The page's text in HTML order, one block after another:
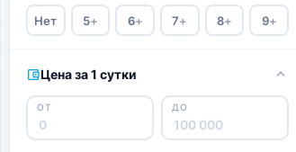
Нет 5+ 6+ 7+ 8+ 9+
Цена за 1 сутки
ОТ ДО